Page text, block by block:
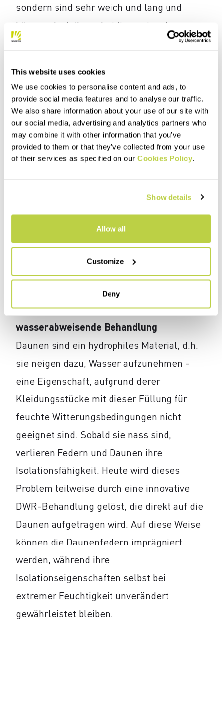
This website uses cookies
We use cookies to personalise content and ads, to
provide social media features and to analyse our traffic.
We also share information about your use of our site with
our social media, advertising and analytics partners who
may combine it with other information that you’ve
provided to them or that they’ve collected from your use
of their services as specified on our Cookies Policy.
Show details
Allow all
Customize
Deny
sondern sind sehr weich und lang und
können dank ihrer dreidimensionalen
Struktur deutlich mehr Luft einschließen.
Hals und im Brustbereich der Vögel. Im
Vergleich zu Federn sind sie sehr leicht
und füllen ein großes Volumen aus.
90/10, 85/15, 70/30…?
Die Zahlen 90/10, 85/10 usw. geben den
Federn an, die in dem Kleidungsstück
enthalten sind. Eine 90/10-Jacke enthält
demnach 90% Daunen und 10% Federn.
Eine mit den Zahlen 85/15 gekennzeichnete
Jacke enthält 85% Daunen und 15%
Federn, usw.
DWR-Behandlung / dauerhaft
wasserabweisende Behandlung
Daunen sind ein hydrophiles Material, d.h.
sie neigen dazu, Wasser aufzunehmen -
eine Eigenschaft, aufgrund derer
Kleidungsstücke mit dieser Füllung für
feuchte Witterungsbedingungen nicht
geeignet sind. Sobald sie nass sind,
verlieren Federn und Daunen ihre
Isolationsfähigkeit. Heute wird dieses
Problem teilweise durch eine innovative
DWR-Behandlung gelöst, die direkt auf die
Daunen aufgetragen wird. Auf diese Weise
können die Daunenfedern imprägniert
werden, während ihre
Isolationseigenschaften selbst bei
extremer Feuchtigkeit unverändert
gewährleistet bleiben.